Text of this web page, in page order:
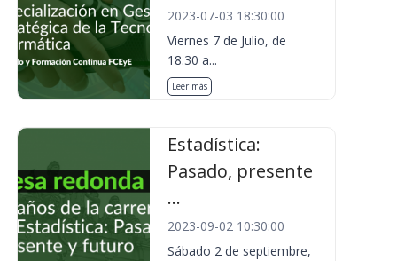
2023-07-03 18:30:00
Viernes 7 de Julio, de
18.30 a...
Leer más
Estadística:
Pasado, presente
...
2023-09-02 10:30:00
Sábado 2 de septiembre,